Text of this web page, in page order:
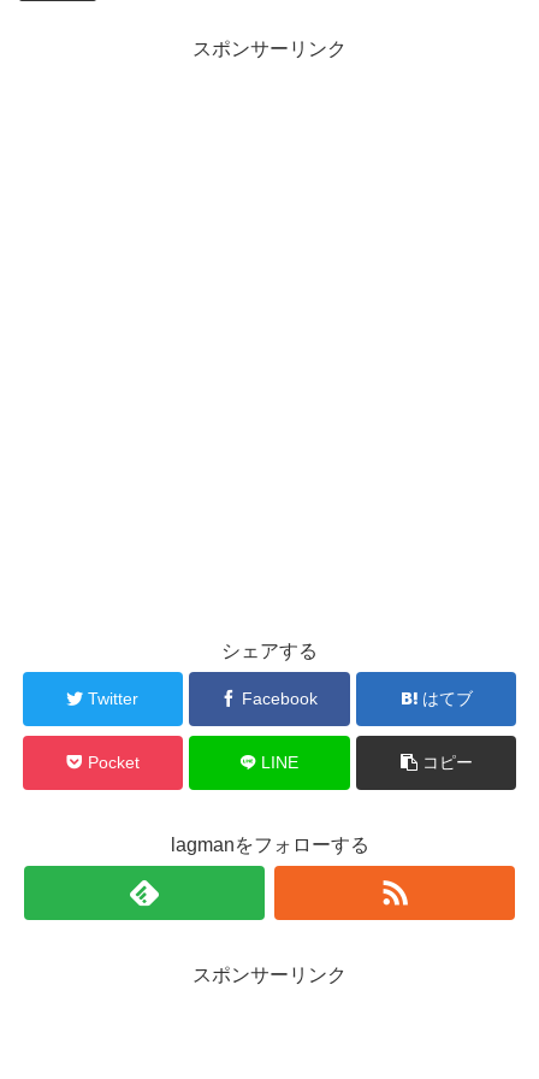
スポンサーリンク
シェアする
Twitter Facebook はてブ
Pocket LINE コピー
lagmanをフォローする
スポンサーリンク